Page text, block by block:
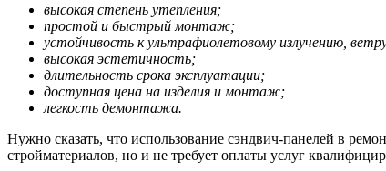
высокая степень утепления;
простой и быстрый монтаж;
устойчивость к ультрафиолетовому излучению,
высокая эстетичность;
длительность срока эксплуатации;
доступная цена на изделия и монтаж;
легкость демонтажа.
Нужно сказать, что использование сэндвич-панелей в
стройматериалов, но и не требует оплаты услуг